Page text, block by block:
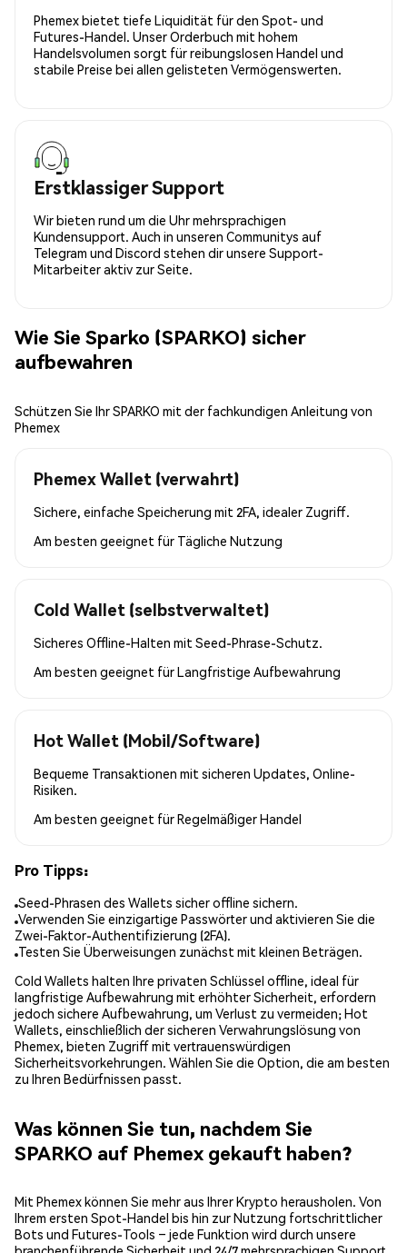
Phemex bietet tiefe Liquidität für den Spot- und
Futures-Handel. Unser Orderbuch mit hohem
Handelsvolumen sorgt für reibungslosen Handel und
stabile Preise bei allen gelisteten Vermögenswerten.
Erstklassiger Support
Wir bieten rund um die Uhr mehrsprachigen
Kundensupport. Auch in unseren Communitys auf
Telegram und Discord stehen dir unsere Support-
Mitarbeiter aktiv zur Seite.
Wie Sie Sparko (SPARKO) sicher
aufbewahren
Schützen Sie Ihr SPARKO mit der fachkundigen Anleitung von
Phemex
Phemex Wallet (verwahrt)
Sichere, einfache Speicherung mit 2FA, idealer Zugriff.
Am besten geeignet für Tägliche Nutzung
Cold Wallet (selbstverwaltet)
Sicheres Offline-Halten mit Seed-Phrase-Schutz.
Am besten geeignet fürLangfristige Aufbewahrung
Hot Wallet (Mobil/Software)
Bequeme Transaktionen mit sicheren Updates, Online-
Risiken.
Am besten geeignet fürRegelmäßiger Handel
Pro Tipps:
Seed-Phrasen des Wallets sicher offline sichern.
Verwenden Sie einzigartige Passwörter und aktivieren Sie die
Zwei-Faktor-Authentifizierung (2FA).
Testen Sie Überweisungen zunächst mit kleinen Beträgen.
Cold Wallets halten Ihre privaten Schlüssel offline, ideal für
langfristige Aufbewahrung mit erhöhter Sicherheit, erfordern
jedoch sichere Aufbewahrung, um Verlust zu vermeiden; Hot
Wallets, einschließlich der sicheren Verwahrungslösung von
Phemex, bieten Zugriff mit vertrauenswürdigen
Sicherheitsvorkehrungen. Wählen Sie die Option, die am besten
zu Ihren Bedürfnissen passt.
Was können Sie tun, nachdem Sie
SPARKO auf Phemex gekauft haben?
Mit Phemex können Sie mehr aus Ihrer Krypto herausholen. Von
Ihrem ersten Spot-Handel bis hin zur Nutzung fortschrittlicher
Bots und Futures-Tools – jede Funktion wird durch unsere